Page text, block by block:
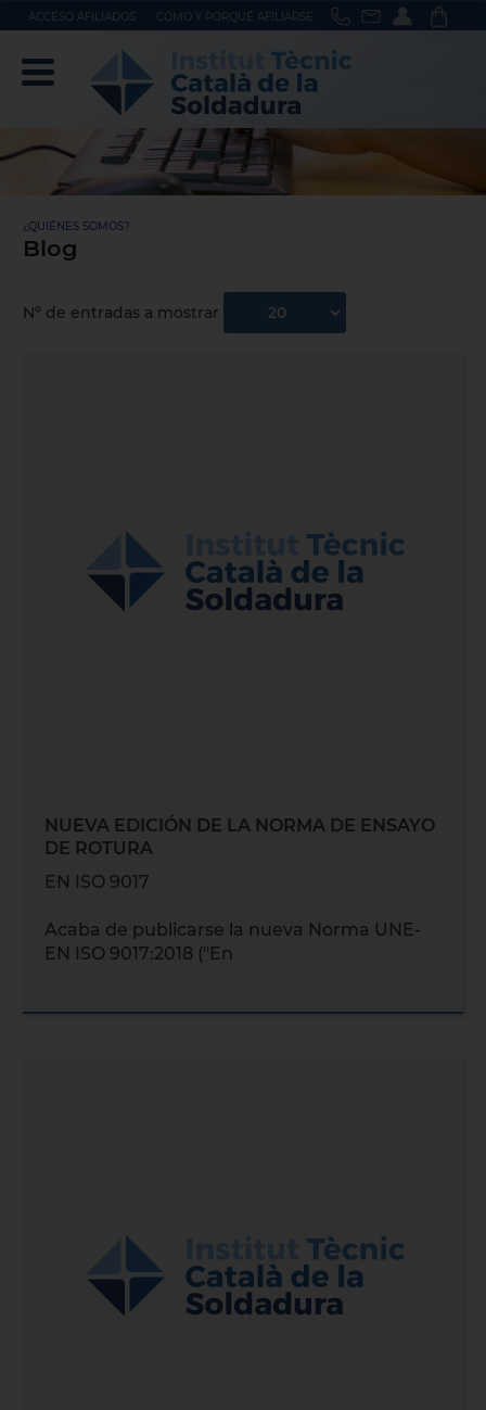
ACCÉSO AFILIADOS CÓMO Y PORQUÉ AFILIARSE
¿QUIÉNES SOMOS?
Blog
Nº de entradas a mostrar
NUEVA EDICIÓN DE LA NORMA DE ENSAYO
DE ROTURA
EN ISO 9017
Acaba de publicarse la nueva Norma UNE-
EN ISO 9017:2018 ("En